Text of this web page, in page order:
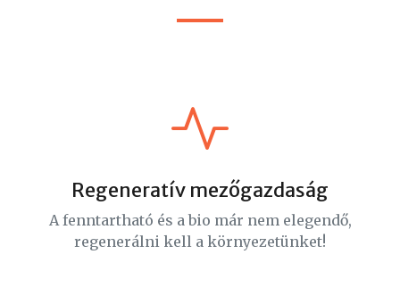
Regeneratív mezőgazdaság
A fenntartható és a bio már nem elegendő,
regenerálni kell a környezetünket!